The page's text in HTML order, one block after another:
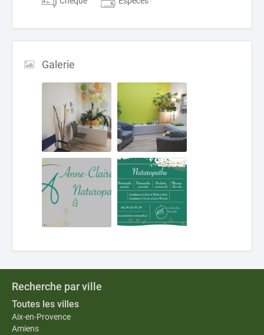
Galerie
Recherche par ville
Toutes les villes
Aix-en-Provence
Amiens